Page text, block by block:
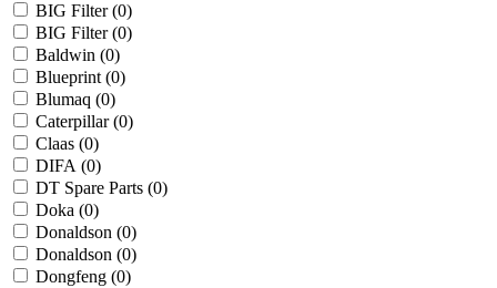
BIG Filter (0)
BIG Filter (0)
Baldwin (0)
Blueprint (0)
Blumaq (0)
Caterpillar (0)
Claas (0)
DIFA (0)
DT Spare Parts (0)
Doka (0)
Donaldson (0)
Donaldson (0)
Dongfeng (0)